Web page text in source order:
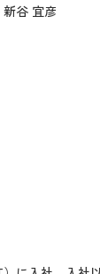
谷 宜彦